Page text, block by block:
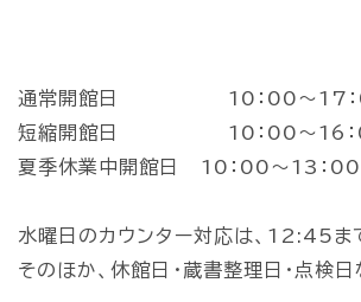
通常開館日 10：00～17：
短縮開館日 10：00～16：
夏季休業中開館日 10：00～13：00
水曜日のカウンター対応は、12:45ま
そのほか、休館日・蔵書整理日・点検日